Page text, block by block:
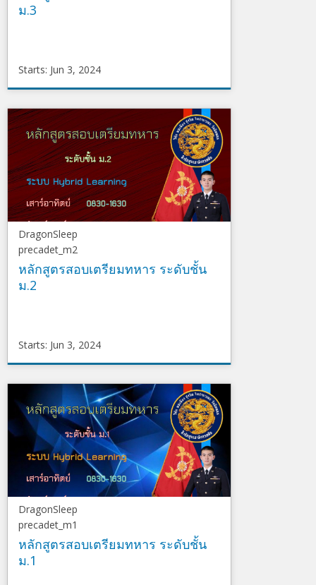
ม.3
Starts: Jun 3, 2024
precadet_m3
Starts Jun
3,
2024
DragonSleep
precadet_m2
หลักสูตรสอบเตรียมทหาร ระดับชั้น
ม.2
Starts: Jun 3, 2024
precadet_m2
StartsJun
3,
2024
DragonSleep
precadet_m1
หลักสูตรสอบเตรียมทหาร ระดับชั้น
ม.1